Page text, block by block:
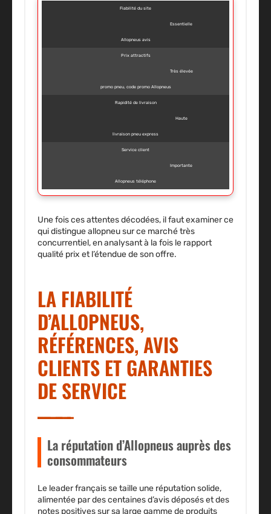
Fiabilité du site
Essentielle
Allopneus avis
Prix attractifs
Très élevée
promo pneu, code promo Allopneus
Rapidité de livraison
Haute
livraison pneu express
Service client
Importante
Allopneus téléphone
Une fois ces attentes décodées, il faut examiner ce
qui distingue allopneu sur ce marché très
concurrentiel, en analysant à la fois le rapport
qualité prix et l’étendue de son offre.
LA FIABILITÉ
D’ALLOPNEUS,
RÉFÉRENCES, AVIS
CLIENTS ET GARANTIES
DE SERVICE
La réputation d’Allopneus auprès des
consommateurs
Le leader français se taille une réputation solide,
alimentée par des centaines d’avis déposés et des
notes positives sur sa large gamme de produits